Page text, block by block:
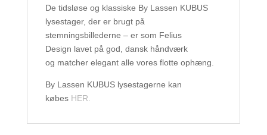
De tidsløse og klassiske By Lassen KUBUS
lysestager, der er brugt på
stemningsbillederne – er som Felius
Design lavet på god, dansk håndværk
og matcher elegant alle vores flotte ophæng.
By Lassen KUBUS lysestagerne kan
købes HER.